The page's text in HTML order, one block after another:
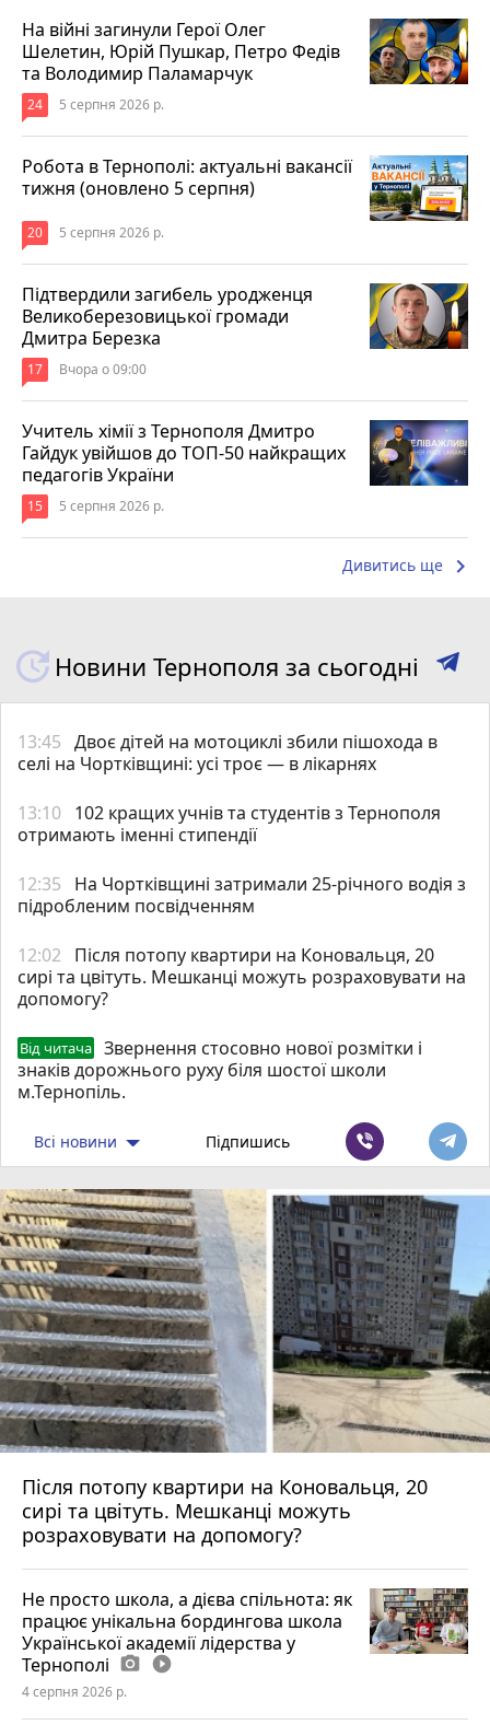
На війні загинули Герої Олег
Шелетин, Юрій Пушкар, Петро Федів
та Володимир Паламарчук
24 5 серпня 2026 р.
Робота в Тернополі: актуальні вакансії
тижня (оновлено 5 серпня)
20 5 серпня 2026 р.
Підтвердили загибель уродженця
Великоберезовицької громади
Дмитра Березка
17 Вчора о 09:00
Учитель хімії з Тернополя Дмитро
Гайдук увійшов до ТОП-50 найкращих
педагогів України
15 5 серпня 2026 р.
Дивитись ще keyboard_arrow_right
Новини Тернополя за сьогодні
13:45 Двоє дітей на мотоциклі збили пішохода в
селі на Чортківщині: усі троє — в лікарнях
13:10 102 кращих учнів та студентів з Тернополя
отримають іменні стипендії
12:35
На Чортківщині затримали 25-річного водія з
підробленим посвідченням
12:02
Після потопу квартири на Коновальця, 20
сирі та цвітуть. Мешканці можуть розраховувати на
допомогу?
Від читача
Звернення стосовно нової розмітки і
знаків дорожнього руху біля шостої школи
м.Тернопіль.
Всі новини Підпишись
Після потопу квартири на Коновальця, 20
сирі та цвітуть. Мешканці можуть
розраховувати на допомогу?
Не просто школа, а дієва спільнота: як
працює унікальна бордингова школа
Української академії лідерства у
Тернополі photo_camera play_circle_filled
4 серпня 2026 р.